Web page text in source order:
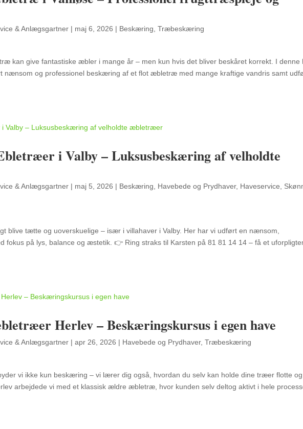
& Anlægsgartner | maj 6, 2026 | Beskæring ,Træbeskæring
kan give fantastiske æbler i mange år – men kun hvis det bliver beskåret korrekt. I denne
nænsom og professionel beskæring af et flot æbletræ med mange kraftige vandris samt
i Valby – Luksusbeskæring af velholdte
& Anlægsgartner | maj 5, 2026 | Beskæring Havebede og Prydhaver, Haveservice
blive tætte og uoverskuelige – især i villahaver i Valby. Her har vi udført en nænsom,
fokus på lys, balance og æstetik. 👉 Ring straks til Karsten på 81 81 14 14 – få et
Herlev – Beskæringskursus i egen have
& Anlægsgartner |apr 26, 2026 | Havebede og Prydhaver,Træbeskæring
vi ikke kun beskæring – vi lærer dig også, hvordan du selv kan holde dine træer flotte og
arbejdede vi med et klassisk ældre æbletræ, hvor kunden selv deltog aktivt i hele